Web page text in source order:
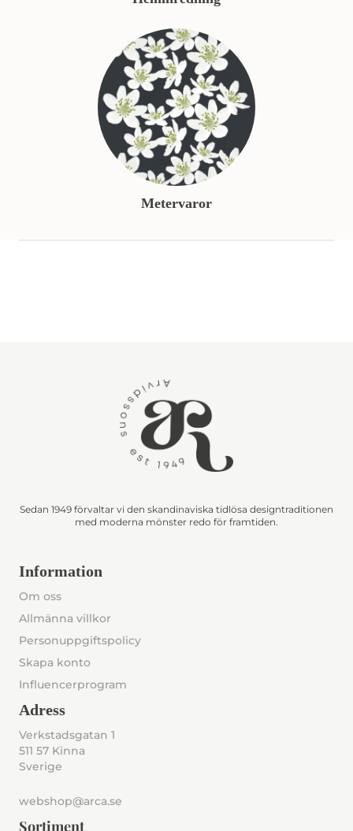
Metervaror
Sedan 1949 förvaltar vi den skandinaviska tidlösa designtraditionen
med moderna mönster redo för framtiden.
Information
Om oss
Allmänna villkor
Personuppgiftspolicy
Skapa konto
Influencerprogram
Adress
Verkstadsgatan 1
511 57 Kinna
Sverige
webshop@arca.se
Sortiment